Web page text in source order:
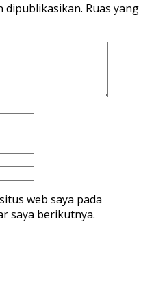
dipublikasikan. Ruas yang
web saya pada
saya berikutnya.